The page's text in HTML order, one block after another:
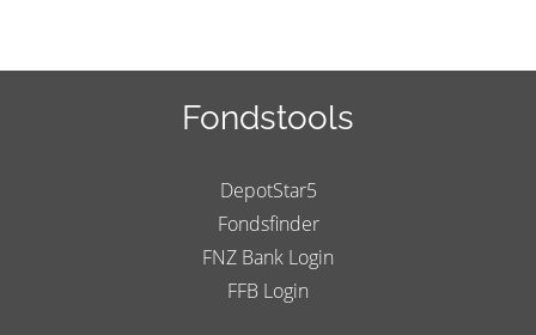
Fondstools
DepotStar5
Fondsfinder
FNZ Bank Login
FFB Login